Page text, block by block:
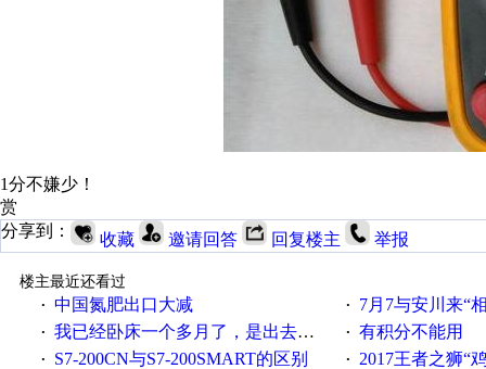
1分不嫌少！
赏
分享到：
收藏 邀请回答 回复楼主 举报
楼主最近还看过
· 中国氮肥出口大减 · 7月7与安川来“
· 我已经卧床一个多月了，是出去安装机械手在高速遭遇车祸所致:大家工作都要特别注意啊 · 有积分不能用
· S7-200CN与S7-200SMART的区别 · 2017王者之狮“鸡”情签到